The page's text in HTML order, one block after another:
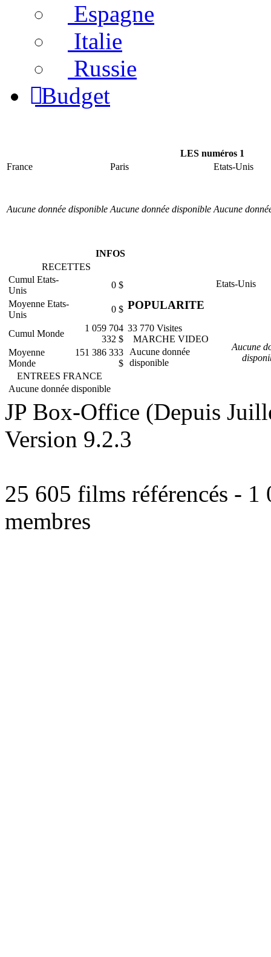
Espagne
Italie
Russie
Budget
LES numéros 1
France
Paris Etats-Unis
Aucune donnée disponible Aucune donnée disponible Aucune
INFOS
RECETTES
Cumul Etats-
Unis
0 $
Moyenne Etats-
Unis
0 $
Cumul Monde
1 059 704
332 $
Moyenne
Monde
151 386 333
$
ENTREES FRANCE
Aucune donnée disponible
POPULARITE
33 770 Visites
MARCHE VIDEO
Aucune donnée
disponible
Etats-Unis
Aucune
JP Box-Office (Depuis
Version 9.2.3
25 605 films référencés -
membres